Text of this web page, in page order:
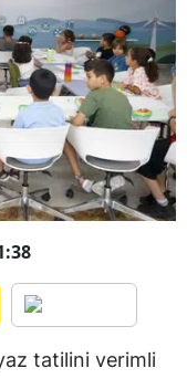
tatilini verimli